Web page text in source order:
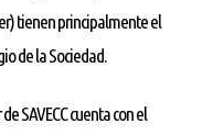
tienen principalmente el
de la Sociedad.
SAVECC cuenta con el